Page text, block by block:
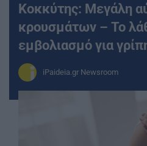
Κοκκύτης: Μεγάλη
κρουσμάτων – Το
εμβολιασμό για
iPaideia.gr Newsroom